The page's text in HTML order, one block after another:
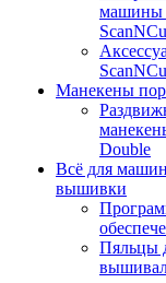
машины
Манекены
Double
Всё для
вышивки
Пяльцы